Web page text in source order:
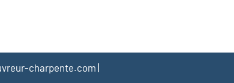
charpente.com |